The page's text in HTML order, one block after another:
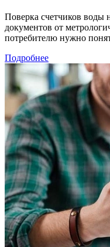
Поверка счетчиков воды
документов от
потребителю нужно
Подробнее